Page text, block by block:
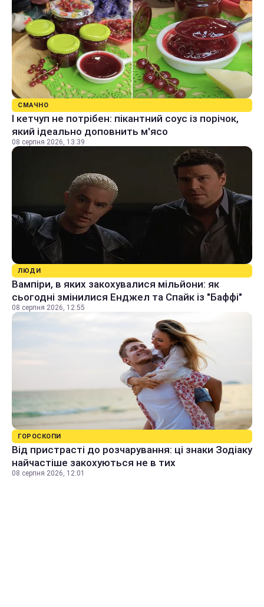
СМАЧНО
І кетчуп не потрібен: пікантний соус із порічок,
який ідеально доповнить м'ясо
08 серпня 2026, 13:39
ЛЮДИ
Вампіри, в яких закохувалися мільйони: як
сьогодні змінилися Енджел та Спайк із "Баффі"
08 серпня 2026, 12:55
ГОРОСКОПИ
Від пристрасті до розчарування: ці знаки Зодіаку
найчастіше закохуються не в тих
08 серпня 2026, 12:01